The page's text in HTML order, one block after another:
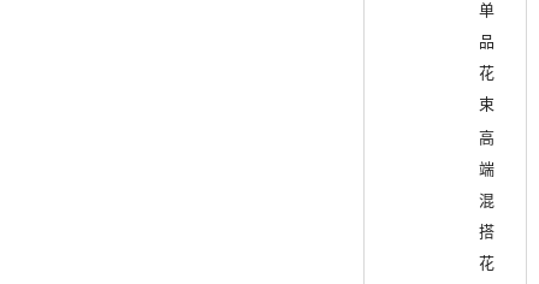
单
品
花
束
高
端
混
搭
花